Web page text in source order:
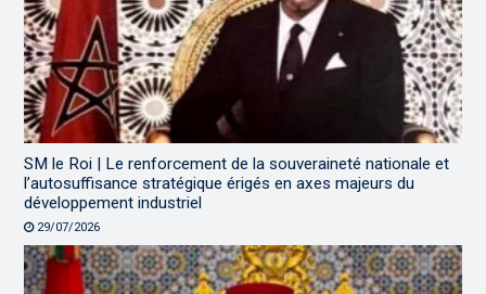
SM le Roi | Le renforcement de la souveraineté nationale et
l’autosuffisance stratégique érigés en axes majeurs du
développement industriel
29/07/2026